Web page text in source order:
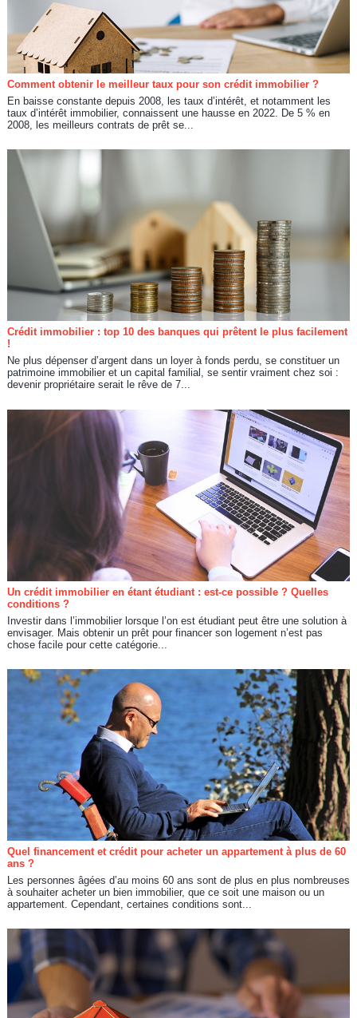
Comment obtenir le meilleur taux pour son crédit immobilier ?
En baisse constante depuis 2008, les taux d’intérêt, et notamment les
taux d’intérêt immobilier, connaissent une hausse en 2022. De 5 % en
2008, les meilleurs contrats de prêt se...
Crédit immobilier : top 10 des banques qui prêtent le plus facilement
!
Ne plus dépenser d’argent dans un loyer à fonds perdu, se constituer un
patrimoine immobilier et un capital familial, se sentir vraiment chez soi :
devenir propriétaire serait le rêve de 7...
Un crédit immobilier en étant étudiant : est-ce possible ? Quelles
conditions ?
Investir dans l’immobilier lorsque l’on est étudiant peut être une solution à
envisager. Mais obtenir un prêt pour financer son logement n’est pas
chose facile pour cette catégorie...
Quel financement et crédit pour acheter un appartement à plus de 60
ans ?
Les personnes âgées d’au moins 60 ans sont de plus en plus nombreuses
à souhaiter acheter un bien immobilier, que ce soit une maison ou un
appartement. Cependant, certaines conditions sont...